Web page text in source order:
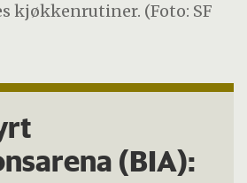
kjøkkenrutiner. (Foto: SF
(BIA):